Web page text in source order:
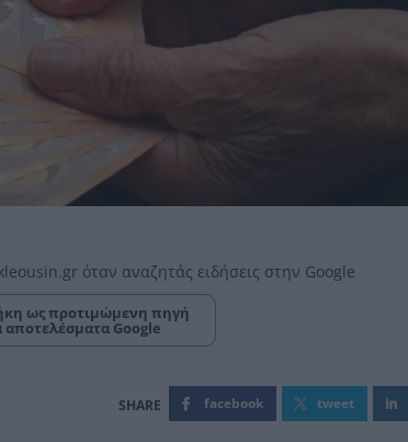
όταν αναζητάς ειδήσεις στην Google
ως προτιμώμενη πηγή
αποτελέσματα Google
facebook tweet